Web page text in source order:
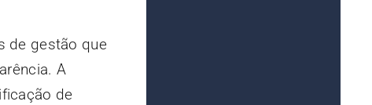
de gestão que
A
de